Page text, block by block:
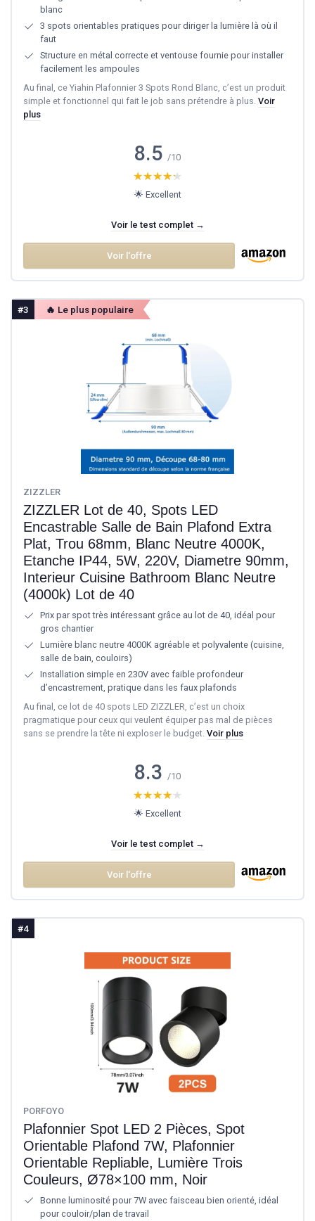
blanc
3 spots orientables pratiques pour diriger la lumière là où il
faut
Structure en métal correcte et ventouse fournie pour installer
facilement les ampoules
Au final, ce Yiahin Plafonnier 3 Spots Rond Blanc, c’est un produit
simple et fonctionnel qui fait le job sans prétendre à plus. Voir
plus
8.5 /10
★★★★★
★★★★★
🌟 Excellent
Voir le test complet →
Voir l'offre
#3 🔥 Le plus populaire
ZIZZLER
ZIZZLER Lot de 40, Spots LED
Encastrable Salle de Bain Plafond Extra
Plat, Trou 68mm, Blanc Neutre 4000K,
Etanche IP44, 5W, 220V, Diametre 90mm,
Interieur Cuisine Bathroom Blanc Neutre
(4000k) Lot de 40
Prix par spot très intéressant grâce au lot de 40, idéal pour
gros chantier
Lumière blanc neutre 4000K agréable et polyvalente (cuisine,
salle de bain, couloirs)
Installation simple en 230V avec faible profondeur
d’encastrement, pratique dans les faux plafonds
Au final, ce lot de 40 spots LED ZIZZLER, c’est un choix
pragmatique pour ceux qui veulent équiper pas mal de pièces
sans se prendre la tête ni exploser le budget. Voir plus
8.3 /10
★★★★★
★★★★★
🌟 Excellent
Voir le test complet →
Voir l'offre
#4
PORFOYO
Plafonnier Spot LED 2 Pièces, Spot
Orientable Plafond 7W, Plafonnier
Orientable Repliable, Lumière Trois
Couleurs, Ø78×100 mm, Noir
Bonne luminosité pour 7W avec faisceau bien orienté, idéal
pour couloir/plan de travail